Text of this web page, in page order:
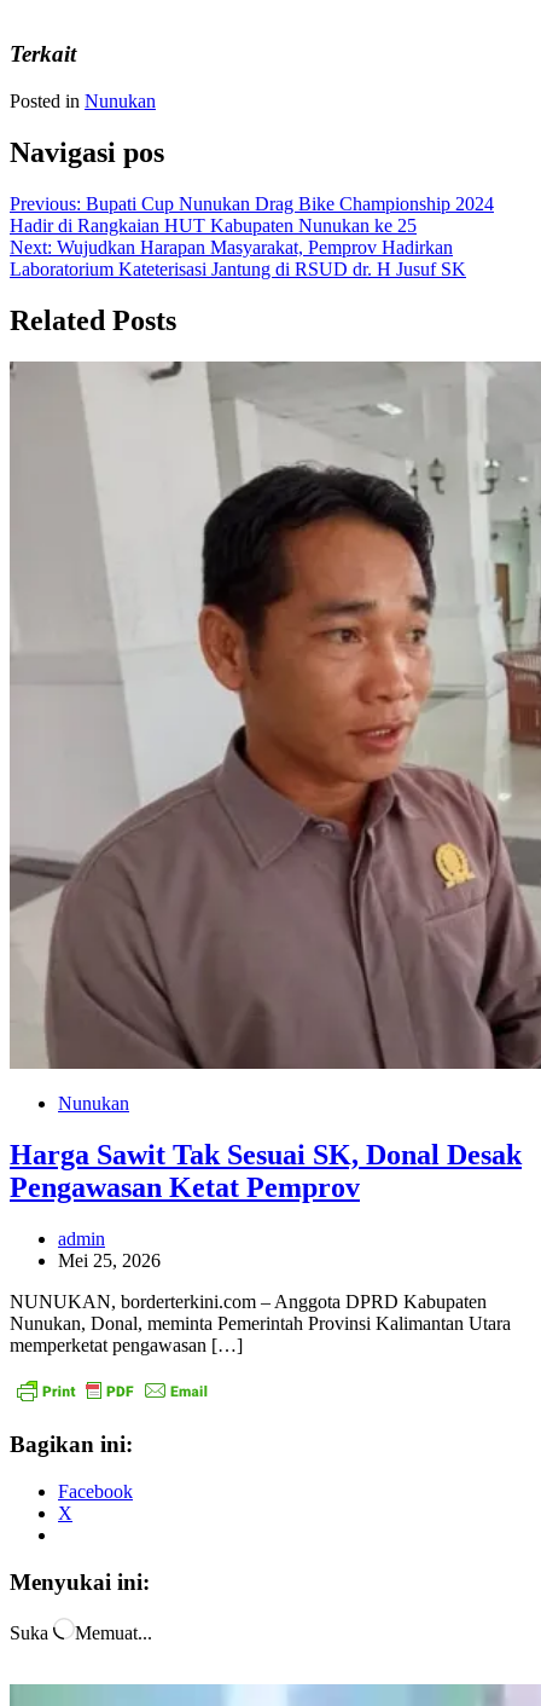
Terkait
Posted in Nunukan
Navigasi pos
Previous: Bupati Cup Nunukan Drag Bike Championship 2024
Hadir di Rangkaian HUT Kabupaten Nunukan ke 25
Next: Wujudkan Harapan Masyarakat, Pemprov Hadirkan
Laboratorium Kateterisasi Jantung di RSUD dr. H Jusuf SK
Related Posts
Nunukan
Harga Sawit Tak Sesuai SK, Donal Desak
Pengawasan Ketat Pemprov
admin
Mei 25, 2026
NUNUKAN, borderterkini.com – Anggota DPRD Kabupaten
Nunukan, Donal, meminta Pemerintah Provinsi Kalimantan Utara
memperketat pengawasan […]
Bagikan ini:
Facebook
X
Menyukai ini:
Suka Memuat...